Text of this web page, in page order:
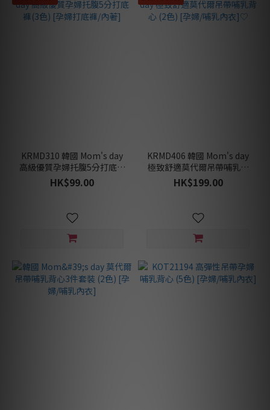
KRMD310 韓國 Mom's day
高級優質孕婦托腹5分打底褲
(3色) [孕婦打底褲/內著]
HK$99.00
KRMD406 韓國 Mom's day
極致舒適莫代爾吊帶哺乳背
心 (2色) [孕婦/哺乳內衣]♡
HK$199.00